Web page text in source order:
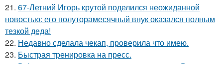
21. 67-Летний Игорь крутой поделился неожиданной
новостью: его полуторамесячный внук оказался полным
тезкой деда!
22. Недавно сделала чекап, проверила что имею.
23. Быстрая тренировка на пресс.